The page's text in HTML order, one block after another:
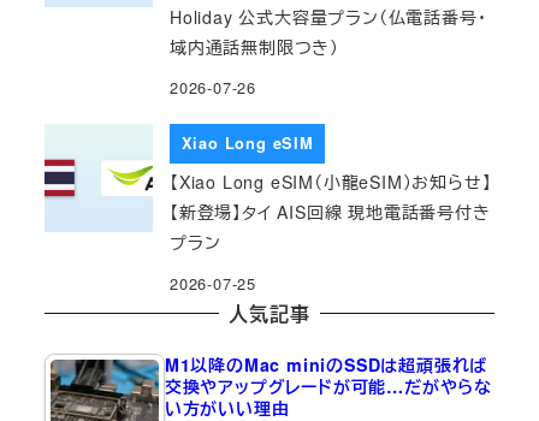
Holiday 公式大容量プラン（仏電話番号・
域内通話無制限つき）
2026-07-26
Xiao Long eSIM
【Xiao Long eSIM（小龍eSIM）お知らせ】
【新登場】タイ AIS回線 現地電話番号付き
プラン
2026-07-25
人気記事
M1以降のMac miniのSSDは超頑張れば
交換やアップグレードが可能…だがやらな
い方がいい理由